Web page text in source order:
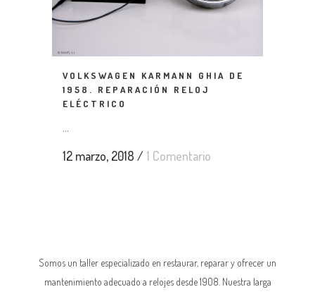
VOLKSWAGEN KARMANN GHIA DE
1958. REPARACIÓN RELOJ
ELÉCTRICO
...
12 marzo, 2018 / 1 Comentario
Somos un taller especializado en restaurar, reparar y ofrecer un
mantenimiento adecuado a relojes desde 1908. Nuestra larga